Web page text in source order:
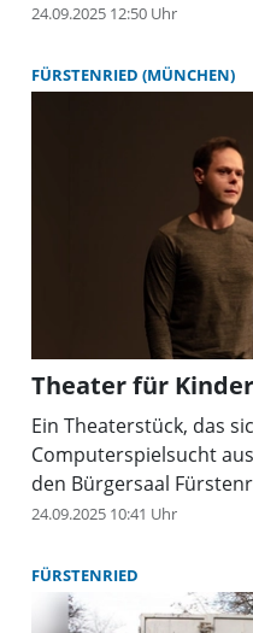
24.09.2025 12:50 Uhr
FÜRSTENRIED (MÜNCHEN)
Theater für
Ein Theaterstück, das
Computerspielsucht
den Bürgersaal
24.09.2025 10:41 Uhr
FÜRSTENRIED